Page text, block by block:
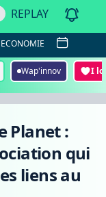
REPLAY
ECONOMIE
Wap'innov I
Planet :
qui
liens au